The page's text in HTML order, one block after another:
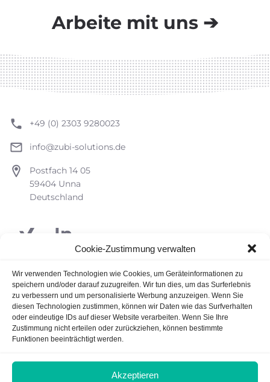
Cookie-Zustimmung verwalten
Wir verwenden Technologien wie Cookies, um Geräteinformationen zu
speichern und/oder darauf zuzugreifen. Wir tun dies, um das Surferlebnis
zu verbessern und um personalisierte Werbung anzuzeigen. Wenn Sie
diesen Technologien zustimmen, können wir Daten wie das Surfverhalten
oder eindeutige IDs auf dieser Website verarbeiten. Wenn Sie Ihre
Zustimmung nicht erteilen oder zurückziehen, können bestimmte
Funktionen beeinträchtigt werden.
Akzeptieren
Arbeite mit uns ➔
+49 (0) 2303 9280023
info@zubi-solutions.de
Postfach 14 05
59404 Unna
Deutschland
Datenschutzerklärung
Impressum
Startseite
Wie wir arbeiten